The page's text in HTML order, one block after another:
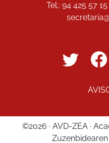
Tel.: 94 425 57
©2026 · AVD-ZEA ·